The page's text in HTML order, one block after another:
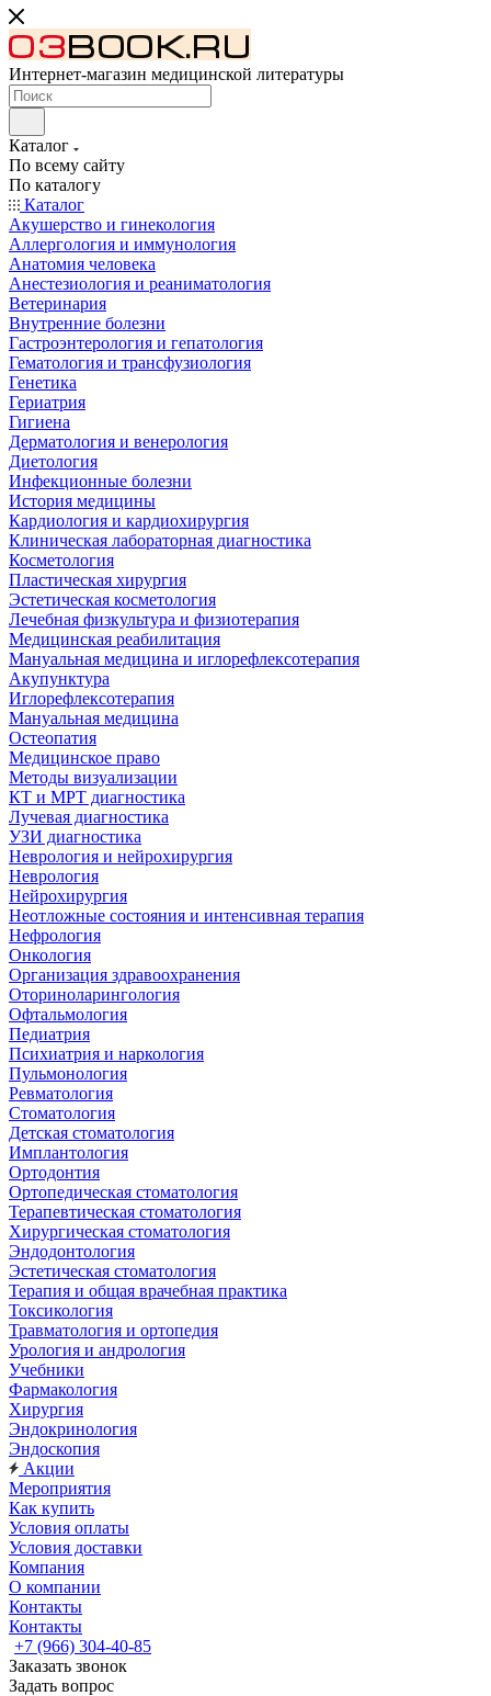
Интернет-магазин медицинской литературы
Каталог
По всему сайту
По каталогу
Каталог
Акушерство и гинекология
Аллергология и иммунология
Анатомия человека
Анестезиология и реаниматология
Ветеринария
Внутренние болезни
Гастроэнтерология и гепатология
Гематология и трансфузиология
Генетика
Гериатрия
Гигиена
Дерматология и венерология
Диетология
Инфекционные болезни
История медицины
Кардиология и кардиохирургия
Клиническая лабораторная диагностика
Косметология
Пластическая хирургия
Эстетическая косметология
Лечебная физкультура и физиотерапия
Медицинская реабилитация
Мануальная медицина и иглорефлексотерапия
Акупунктура
Иглорефлексотерапия
Мануальная медицина
Остеопатия
Медицинское право
Методы визуализации
КТ и МРТ диагностика
Лучевая диагностика
УЗИ диагностика
Неврология и нейрохирургия
Неврология
Нейрохирургия
Неотложные состояния и интенсивная терапия
Нефрология
Онкология
Организация здравоохранения
Оториноларингология
Офтальмология
Педиатрия
Психиатрия и наркология
Пульмонология
Ревматология
Стоматология
Детская стоматология
Имплантология
Ортодонтия
Ортопедическая стоматология
Терапевтическая стоматология
Хирургическая стоматология
Эндодонтология
Эстетическая стоматология
Терапия и общая врачебная практика
Токсикология
Травматология и ортопедия
Урология и андрология
Учебники
Фармакология
Хирургия
Эндокринология
Эндоскопия
Акции
Мероприятия
Как купить
Условия оплаты
Условия доставки
Компания
О компании
Контакты
Контакты
+7 (966) 304-40-85
Заказать звонок
Задать вопрос